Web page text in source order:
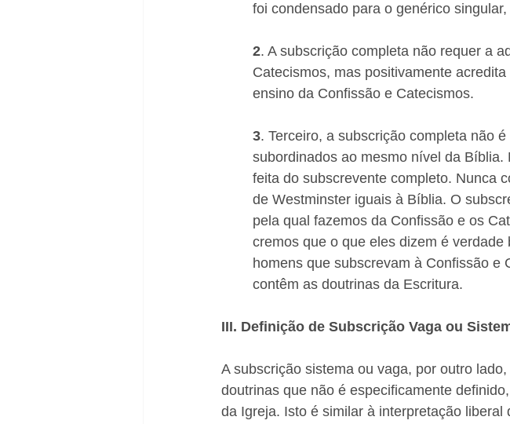
foi condensado para o genérico
2. A subscrição completa não requer a
Catecismos, mas positivamente
ensino da Confissão e Catecismos.
3. Terceiro, a subscrição completa não
subordinados ao mesmo nível da
feita do subscrevente completo. Nunca
de Westminster iguais à Bíblia. O
pela qual fazemos da Confissão e os
cremos que o que eles dizem é
homens que subscrevam à Confissão e
contêm as doutrinas da Escritura.
III. Definição de Subscrição Vaga ou
A subscrição sistema ou vaga, por outro
doutrinas que não é especificamente
da Igreja. Isto é similar à interpretação